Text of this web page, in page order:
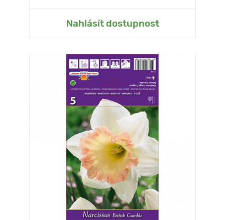
Nahlásít dostupnost